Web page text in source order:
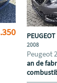
PEUGEOT
2008
Peugeot
an de